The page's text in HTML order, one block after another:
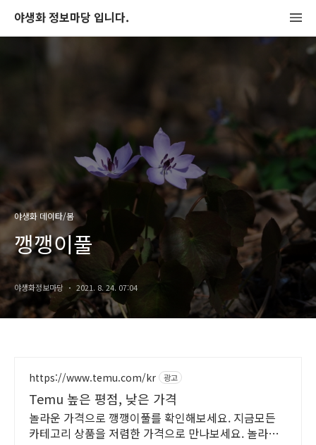
야생화 정보마당 입니다.
야생화 데이타/봄
깽깽이풀
야생화정보마당 2021. 8. 24. 07:04
https://www.temu.com/kr 광고
Temu 높은 평점, 낮은 가격
놀라운 가격으로 깽깽이풀를 확인해보세요. 지금모든
카테고리 상품을 저렴한 가격으로 만나보세요. 놀라운